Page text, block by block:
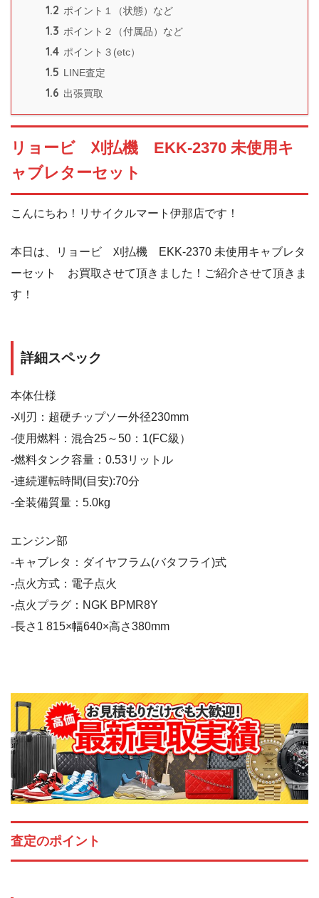
1.2 ポイント１（状態）など
1.3 ポイント２（付属品）など
1.4 ポイント３(etc）
1.5 LINE査定
1.6 出張買取
リョービ 刈払機 EKK-2370 未使用キ
ャブレターセット
こんにちわ！リサイクルマート伊那店です！
本日は、リョービ 刈払機 EKK-2370 未使用キャブレタ
ーセット お買取させて頂きました！ご紹介させて頂きま
す！
詳細スペック
本体仕様
-刈刃：超硬チップソー外径230mm
-使用燃料：混合25～50：1(FC級）
-燃料タンク容量：0.53リットル
-連続運転時間(目安):70分
-全装備質量：5.0kg
エンジン部
-キャブレタ：ダイヤフラム(バタフライ)式
-点火方式：電子点火
-点火プラグ：NGK BPMR8Y
-長さ1 815×幅640×高さ380mm
査定のポイント